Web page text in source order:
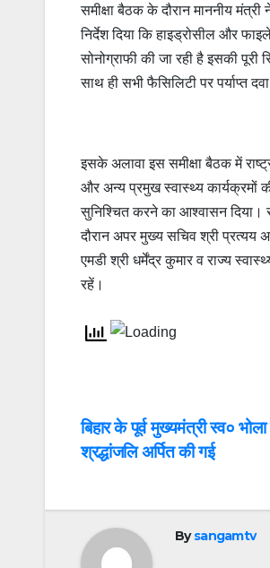
समीक्षा बैठक के दौरान माननीय
निर्देश दिया कि हाइड्रोसील और
सोनोग्राफी की जा रही है इसकी
साथ ही सभी फैसिलिटी पर पर्याप्त
इसके अलावा इस समीक्षा बैठक में
और अन्य प्रमुख स्वास्थ्य कार्यक्रमों
सुनिश्चित करने का आश्वासन दिया।
दौरान अपर मुख्य सचिव श्री प्रत्यय
एमडी श्री धर्मेंद्र कुमार व राज्य
रहें।
Post
navigation
बिहार के पूर्व मुख्यमंत्री स्व०
श्रद्धांजलि अर्पित की गई
Bysangamtv